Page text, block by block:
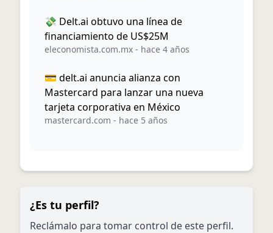
💸 Delt.ai obtuvo una línea de
financiamiento de US$25M
eleconomista.com.mx - hace 4 años
💳 delt.ai anuncia alianza con
Mastercard para lanzar una nueva
tarjeta corporativa en México
mastercard.com - hace 5 años
¿Es tu perfil?
Reclámalo para tomar control de este perfil.